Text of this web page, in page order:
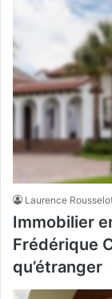
Laurence
Immobilier
Frédérique
qu’étranger